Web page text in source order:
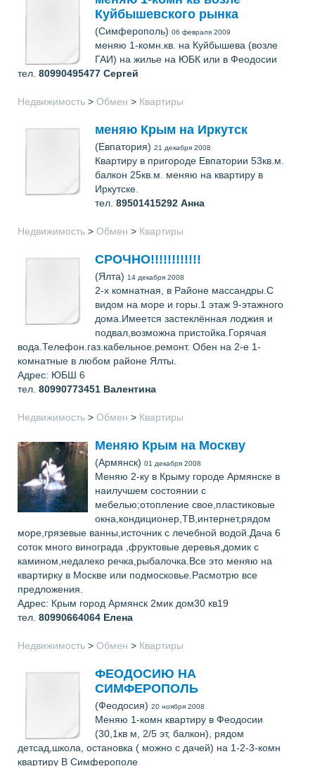
Куйбышевского рынка
(Симферополь) 06 февраля 2009
меняю 1-комн.кв. на Куйбышева (возле
ГАИ) на жилье на ЮБК или в Феодосии
тел. 80990495477 Сергей
Недвижимость > Обмен > Квартиры
меняю Крым на Иркутск
(Евпатория) 21 декабря 2008
Квартиру в пригороде Евпатории 53кв.м.
балкон 25кв.м. меняю на квартиру в
Иркутске.
тел. 89501415292 Анна
Недвижимость > Обмен > Квартиры
СРОЧНО!!!!!!!!!!!!
(Ялта) 14 декабря 2008
2-х комнатная, в Районе массандры.С
видом на море и горы.1 этаж 9-этажного
дома.Имеется застеклённая лоджия и
подвал,возможна пристойка.Горячая
вода.Телефон.газ.кабельное.ремонт. Обен на 2-е 1-
комнатные в любом районе Ялты.
Адрес: ЮБШ 6
тел. 80990773451 Валентина
Недвижимость > Обмен > Квартиры
Меняю Крым на Москву
(Армянск) 01 декабря 2008
Меняю 2-ку в Крыму городе Армянске в
наилучшем состоянии с
мебелью;отопление свое,пластиковые
окна,кондиционер,ТВ,интернет,рядом
море,грязевые ванны,источник с лечебной водой.Дача 6
соток много винограда ,фруктовые деревья,домик с
камином,недалеко речка,рыбалочка.Все это меняю на
квартирку в Москве или подмосковье.Расмотрю все
предложения.
Адрес: Крым город Армянск 2мик дом30 кв19
тел. 80990664064 Елена
Недвижимость > Обмен > Квартиры
ФЕОДОСИЮ НА
СИМФЕРОПОЛЬ
(Феодосия) 20 ноября 2008
Меняю 1-комн квартиру в Феодосии
(30,1кв м, 2/5 эт, балкон), рядом
детсад,школа, остановка ( можно с дачей) на 1-2-3-комн
квартиру В Симферополе